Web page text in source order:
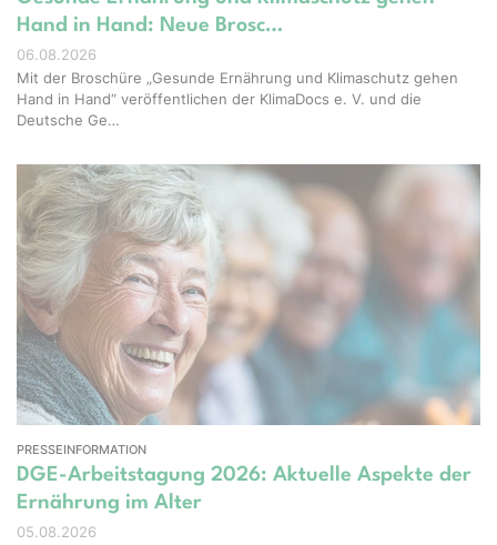
Hand in Hand: Neue Brosc…
06.08.2026
Mit der Broschüre „Gesunde Ernährung und Klimaschutz gehen
Hand in Hand“ veröffentlichen der KlimaDocs e. V. und die
Deutsche Ge…
PRESSEINFORMATION
DGE-Arbeitstagung 2026: Aktuelle Aspekte der
Ernährung im Alter
05.08.2026